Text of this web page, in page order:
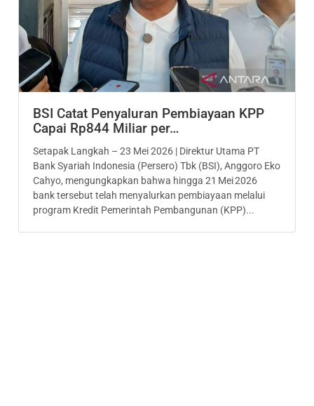
BSI Catat Penyaluran Pembiayaan KPP
Capai Rp844 Miliar per…
Setapak Langkah – 23 Mei 2026 | Direktur Utama PT
Bank Syariah Indonesia (Persero) Tbk (BSI), Anggoro Eko
Cahyo, mengungkapkan bahwa hingga 21 Mei 2026
bank tersebut telah menyalurkan pembiayaan melalui
program Kredit Pemerintah Pembangunan (KPP)...